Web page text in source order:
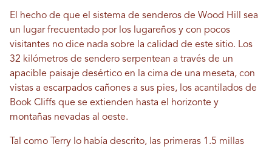
El hecho de que el sistema de senderos de Wood Hill sea
un lugar frecuentado por los lugareños y con pocos
visitantes no dice nada sobre la calidad de este sitio. Los
32 kilómetros de sendero serpentean a través de un
apacible paisaje desértico en la cima de una meseta, con
vistas a escarpados cañones a sus pies, los acantilados de
Book Cliffs que se extienden hasta el horizonte y
montañas nevadas al oeste.
Tal como Terry lo había descrito, las primeras 1.5 millas